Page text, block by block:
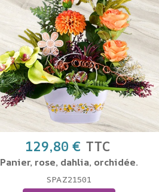
129,80 € TTC
Panier, rose, dahlia, orchidée.
SPAZ21501